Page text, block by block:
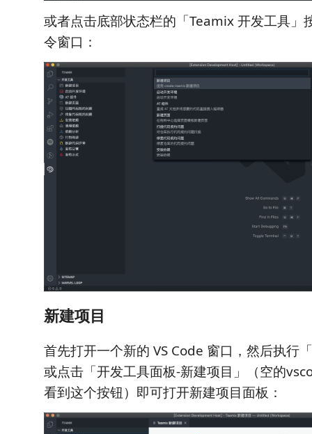
或者点击底部状态栏的「Teamix 开发工具」
令窗口：
新建项目
首先打开一个新的 VS Code 窗口，然后执行
或点击「开发工具面板-新建项目」（空的
看到这个按钮）即可打开新建项目面板：